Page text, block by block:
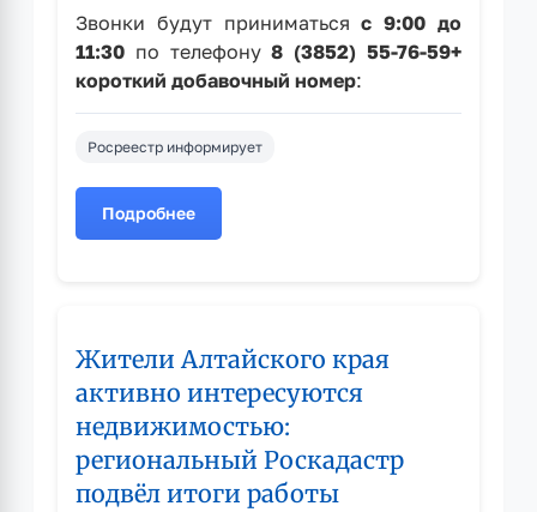
Звонки будут приниматьсяс 9:00 до
11:30 по телефону8 (3852) 55-76-59+
короткий добавочный номер:
Росреестр информирует
Подробнее
о
Роскадастра
расскажут
получении
сведений
и
Жители Алтайского края
активно интересуются
недвижимостью:
региональный Роскадастр
подвёл итоги работы